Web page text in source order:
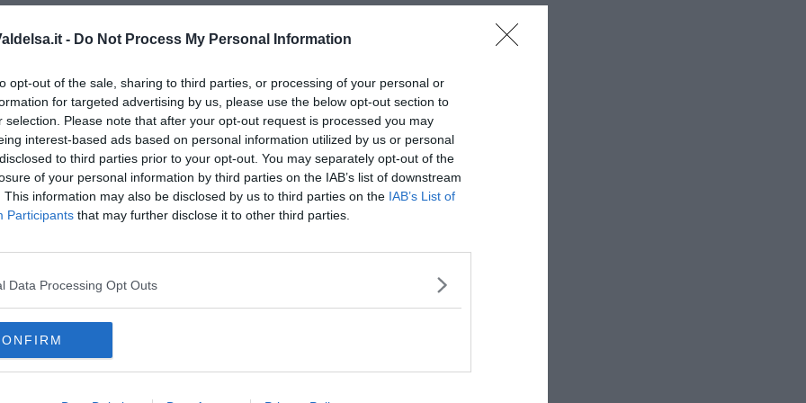
- Do Not Process My Personal Information
opt-out of the sale, sharing to third parties, or processing of your personal or
for targeted advertising by us, please use the below opt-out section to
selection. Please note that after your opt-out request is processed you may
interest-based ads based on personal information utilized by us or personal
to third parties prior to your opt-out. You may separately opt-out of the
of your personal information by third parties on the IAB’s list of downstream
This information may also be disclosed by us to third parties on the IAB’s List of
Participants that may further disclose it to other third parties.
Data Processing Opt Outs
iscriviti alla
nella tua casella di posta.
di Siena